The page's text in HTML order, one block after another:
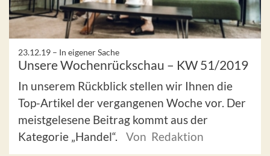
23.12.19 – In eigener Sache
Unsere Wochenrückschau – KW 51/2019
In unserem Rückblick stellen wir Ihnen die
Top-Artikel der vergangenen Woche vor. Der
meistgelesene Beitrag kommt aus der
Kategorie „Handel“.
Von Redaktion